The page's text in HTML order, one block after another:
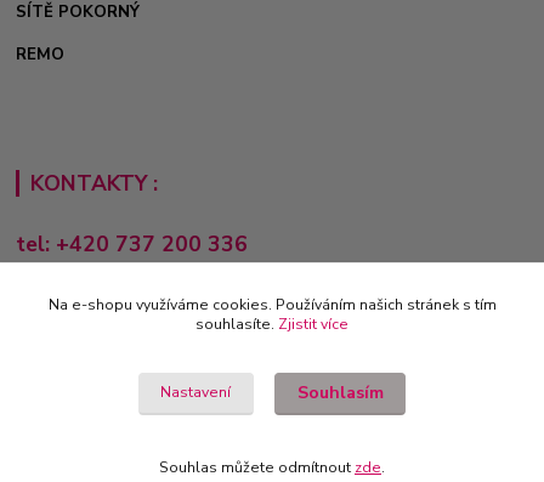
SÍTĚ POKORNÝ
REMO
KONTAKTY :
tel: +420 737 200 336
Pondělí-Pátek: 8 - 17 hodin
obchod@e-sporting.cz
Na e-shopu využíváme cookies. Používáním našich stránek s tím
souhlasíte. Zjistit více
Nastavení Souhlasím
Souhlas můžete odmítnout zde.